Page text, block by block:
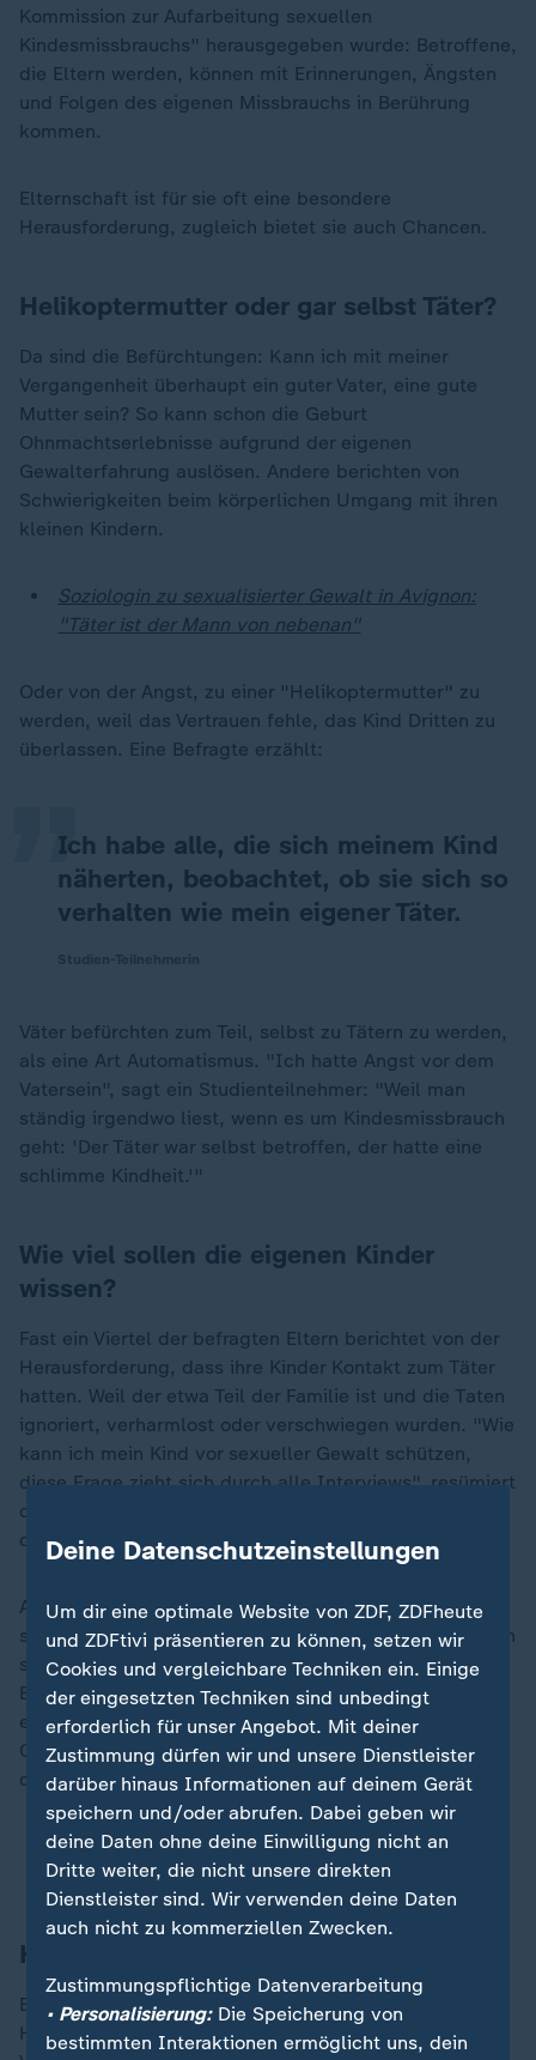
Kommission zur Aufarbeitung sexuellen
Kindesmissbrauchs" herausgegeben wurde: Betroffene,
die Eltern werden, können mit Erinnerungen, Ängsten
und Folgen des eigenen Missbrauchs in Berührung
kommen.
Elternschaft ist für sie oft eine besondere
Herausforderung, zugleich bietet sie auch Chancen.
Helikoptermutter oder gar selbst Täter?
Da sind die Befürchtungen: Kann ich mit meiner
Vergangenheit überhaupt ein guter Vater, eine gute
Mutter sein? So kann schon die Geburt
Ohnmachtserlebnisse aufgrund der eigenen
Gewalterfahrung auslösen. Andere berichten von
Schwierigkeiten beim körperlichen Umgang mit ihren
kleinen Kindern.
Soziologin zu sexualisierter Gewalt in Avignon:
"Täter ist der Mann von nebenan"
Oder von der Angst, zu einer "Helikoptermutter" zu
werden, weil das Vertrauen fehle, das Kind Dritten zu
überlassen. Eine Befragte erzählt:
Ich habe alle, die sich meinem Kind
näherten, beobachtet, ob sie sich so
verhalten wie mein eigener Täter.
„
Väter befürchten zum Teil, selbst zu Tätern zu werden,
als eine Art Automatismus. "Ich hatte Angst vor dem
Vatersein", sagt ein Studienteilnehmer: "Weil man
ständig irgendwo liest, wenn es um Kindesmissbrauch
geht: 'Der Täter war selbst betroffen, der hatte eine
schlimme Kindheit.'"
Wie viel sollen die eigenen Kinder
wissen?
Fast ein Viertel der befragten Eltern berichtet von der
Herausforderung, dass ihre Kinder Kontakt zum Täter
hatten. Weil der etwa Teil der Familie ist und die Taten
ignoriert, verharmlost oder verschwiegen wurden. "Wie
kann ich mein Kind vor sexueller Gewalt schützen,
diese Frage zieht sich durch alle Interviews", resümiert
die Soziologin Barbara Kavemann, eine der Autorinnen
der Studie.
Als Eltern stehen Betroffene zudem vor der Frage, ob
sie ihren Kindern altersgerecht sagen sollen, was ihnen
selbst als Kind passiert ist. Ungefähr die Hälfte der
Befragten hatte sich dafür entschieden. Weil sie
erklären wollten, warum es keinen Kontakt mehr zu
Oma und Opa gibt. Oder warum sie immer wieder in
die Klinik mussten.
Vernachlässigung und Gewalt: Kindeswohl immer
häufiger gefährdet
Hilfsangebote fehlen
Eine weitere Erkenntnis der Studie: Es fehlt an
Hilfsangeboten, dabei haben Betroffene oft kaum
Deine Datenschutzeinstellungen
Um dir eine optimale Website von ZDF, ZDFheute
und ZDFtivi präsentieren zu können, setzen wir
Cookies und vergleichbare Techniken ein. Einige
der eingesetzten Techniken sind unbedingt
erforderlich für unser Angebot. Mit deiner
Zustimmung dürfen wir und unsere Dienstleister
darüber hinaus Informationen auf deinem Gerät
speichern und/oder abrufen. Dabei geben wir
deine Daten ohne deine Einwilligung nicht an
Dritte weiter, die nicht unsere direkten
Dienstleister sind. Wir verwenden deine Daten
auch nicht zu kommerziellen Zwecken.
Zustimmungspflichtige Datenverarbeitung
• Personalisierung:Die Speicherung von
bestimmten Interaktionen ermöglicht uns, dein